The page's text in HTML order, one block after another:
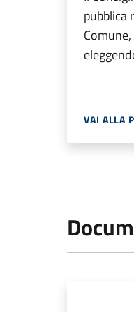
pubblica
VAI ALLA